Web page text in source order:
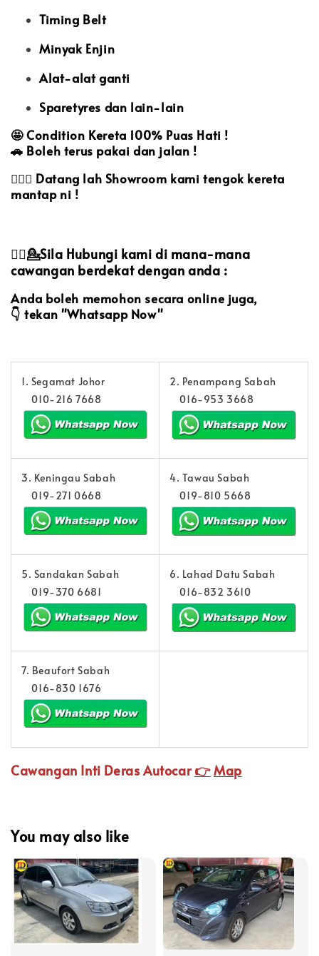
Timing Belt
Minyak Enjin
Alat-alat ganti
Sparetyres dan lain-lain
🤩Condition Kereta 100% Puas Hati !
🚗 Boleh terus pakai dan jalan !
🙋🏻‍♀️ Datang lah Showroom kami tengok kereta
mantap ni !
💁‍♀️💁Sila Hubungi kami di mana-mana
cawangan berdekat dengan anda :
Anda boleh memohon secara online juga,
👇 tekan "Whatsapp Now"
1. Segamat Johor
010-216 7668
2. Penampang Sabah
016-953 3668
3. Keningau Sabah
019-271 0668
4. Tawau Sabah
019-810 5668
5. Sandakan Sabah
019-370 6681
6. Lahad Datu Sabah
016-832 3610
7. Beaufort Sabah
016-830 1676
Cawangan Inti Deras Autocar👉Map
You may also like